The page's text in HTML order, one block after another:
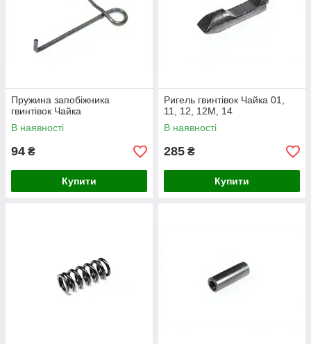
Пружина запобіжника
гвинтівок Чайка
В наявності
94 ₴
Купити
Ригель гвинтівок Чайка 01,
11, 12, 12М, 14
В наявності
285 ₴
Купити